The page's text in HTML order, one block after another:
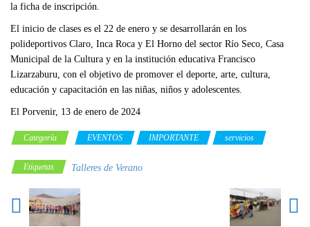
la ficha de inscripción.
El inicio de clases es el 22 de enero y se desarrollarán en los
polideportivos Claro, Inca Roca y El Horno del sector Río Seco, Casa
Municipal de la Cultura y en la institución educativa Francisco
Lizarzaburu, con el objetivo de promover el deporte, arte, cultura,
educación y capacitación en las niñas, niños y adolescentes.
El Porvenir, 13 de enero de 2024
Categoría EVENTOS IMPORTANTE servicios
Etiquetas Talleres de Verano